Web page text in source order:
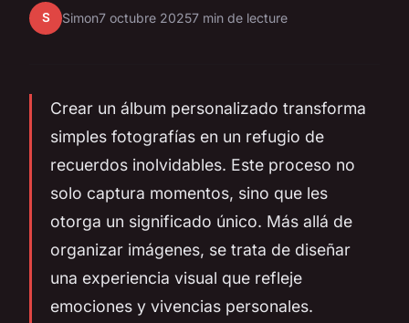
S Simon7 octubre 20257 min de lecture
Crear un álbum personalizado transforma
simples fotografías en un refugio de
recuerdos inolvidables. Este proceso no
solo captura momentos, sino que les
otorga un significado único. Más allá de
organizar imágenes, se trata de diseñar
una experiencia visual que refleje
emociones y vivencias personales.